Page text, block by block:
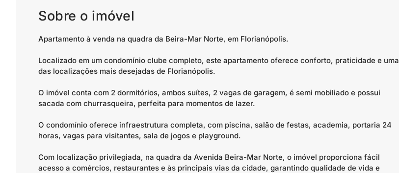
Sobre o imóvel
Apartamento à venda na quadra da Beira-Mar Norte, em Florianópolis.
Localizado em um condomínio clube completo, este apartamento oferece conforto, praticidade e uma
das localizações mais desejadas de Florianópolis.
O imóvel conta com 2 dormitórios, ambos suítes, 2 vagas de garagem, é semi mobiliado e possui
sacada com churrasqueira, perfeita para momentos de lazer.
O condomínio oferece infraestrutura completa, com piscina, salão de festas, academia, portaria 24
horas, vagas para visitantes, sala de jogos e playground.
Com localização privilegiada, na quadra da Avenida Beira-Mar Norte, o imóvel proporciona fácil
acesso a comércios, restaurantes e às principais vias da cidade, garantindo qualidade de vida e